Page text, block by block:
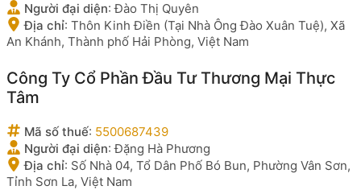
Người đại diện:Đào Thị Quyên
Địa chỉ: Thôn Kinh Điền (Tại Nhà Ông Đào Xuân Tuệ), Xã
An Khánh, Thành phố Hải Phòng, Việt Nam
Công Ty Cổ Phần Đầu Tư Thương Mại Thực
Tâm
Mã số thuế: 5500687439
Người đại diện:Đặng Hà Phương
Địa chỉ: Số Nhà 04, Tổ Dân Phố Bó Bun, Phường Vân Sơn,
Tỉnh Sơn La, Việt Nam